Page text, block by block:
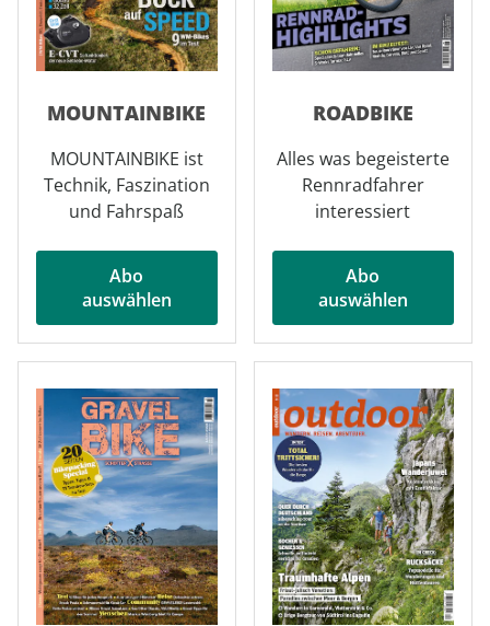
MOUNTAINBIKE
MOUNTAINBIKE ist
Technik, Faszination
und Fahrspaß
Abo
auswählen
ROADBIKE
Alles was begeisterte
Rennradfahrer
interessiert
Abo
auswählen